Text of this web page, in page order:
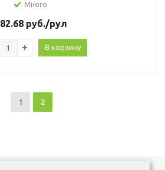
Много
82.68руб./рул
В корзину
1 2